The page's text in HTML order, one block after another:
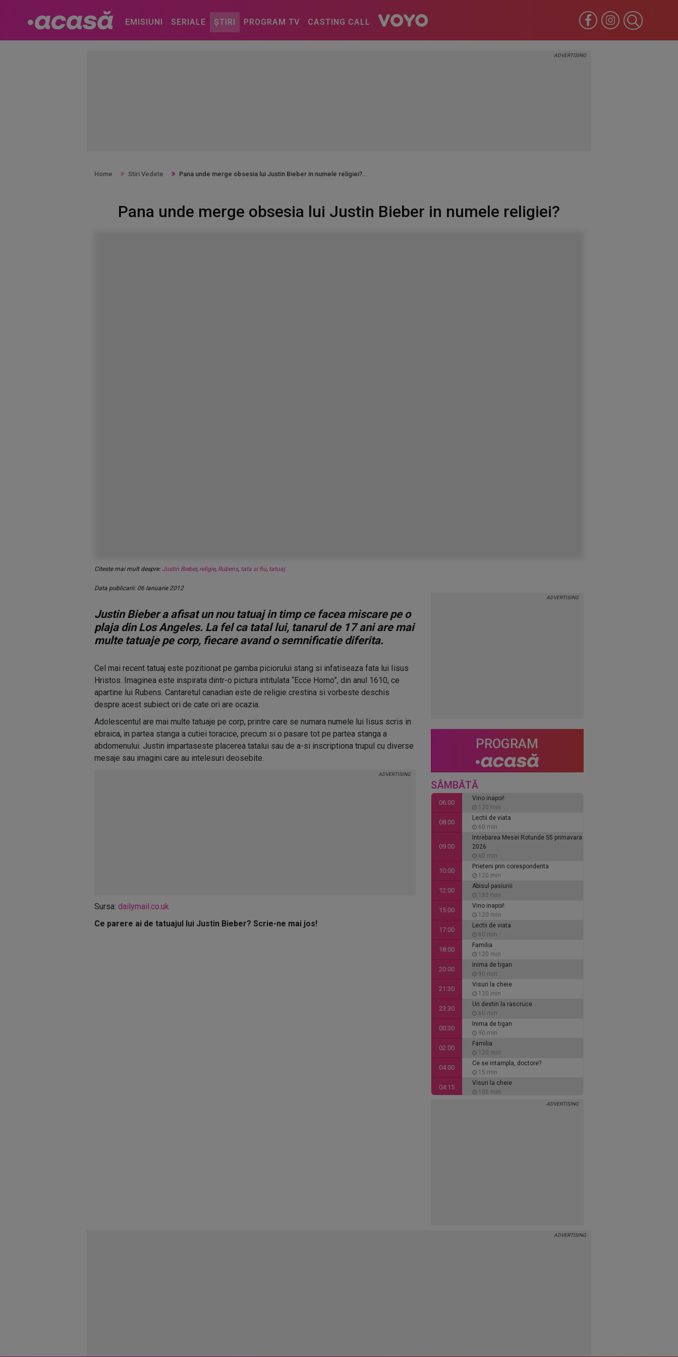
EMISIUNI SERIALE ȘTIRI PROGRAM TV CASTING CALL
Home Stiri Vedete Pana unde merge obsesia lui Justin Bieber in numele religiei?
Pana unde merge obsesia lui Justin Bieber in numele religiei?
Citeste mai mult despre: Justin Bieber, religie, Rubens, tata si fiu, tatuaj
Data publicarii: 06 Ianuarie 2012
Justin Bieber a afisat un nou tatuaj in timp ce facea miscare pe o
plaja din Los Angeles. La fel ca tatal lui, tanarul de 17 ani are mai
multe tatuaje pe corp, fiecare avand o semnificatie diferita.
Cel mai recent tatuaj este pozitionat pe gamba piciorului stang si infatiseaza fata lui Iisus
Hristos. Imaginea este inspirata dintr-o pictura intitulata “Ecce Homo”, din anul 1610, ce
apartine lui Rubens. Cantaretul canadian este de religie crestina si vorbeste deschis
despre acest subiect ori de cate ori are ocazia.
Adolescentul are mai multe tatuaje pe corp, printre care se numara numele lui Iisus scris in
ebraica, in partea stanga a cutiei toracice, precum si o pasare tot pe partea stanga a
abdomenului. Justin impartaseste placerea tatalui sau de a-si inscriptiona trupul cu diverse
mesaje sau imagini care au intelesuri deosebite.
Sursa: dailymail.co.uk
Ce parere ai de tatuajul lui Justin Bieber? Scrie-ne mai jos!
PROGRAM
SÂMBĂTĂ
06:00
Vino inapoi!
120 min
08:00
Lectii de viata
60 min
09:00
Intrebarea Mesei Rotunde S5 primavara
2026
60 min
10:00
Prieteni prin corespondenta
120 min
12:00
Abisul pasiunii
180 min
15:00
Vino inapoi!
120 min
17:00
Lectii de viata
60 min
18:00
Familia
120 min
20:00
Inima de tigan
90 min
21:30
Visuri la cheie
120 min
23:30
Un destin la rascruce
60 min
00:30
Inima de tigan
90 min
02:00
Familia
120 min
04:00
Ce se intampla, doctore?
15 min
04:15
Visuri la cheie
105 min